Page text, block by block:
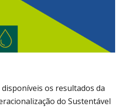
disponíveis os resultados da
do Sustentável